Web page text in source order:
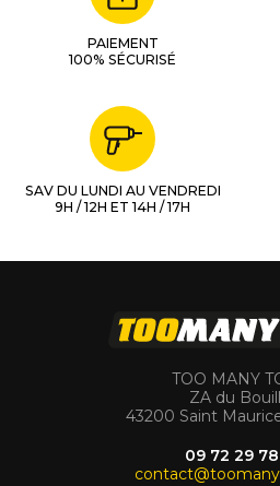
PAIEMENT
100% SÉCURISÉ
SAV DU LUNDI AU VENDREDI
9H / 12H ET 14H / 17H
TOO MANY
ZA du
43200 Saint
09 72 29